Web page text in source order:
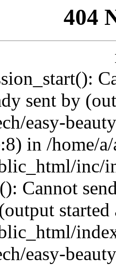
404
sent by
easy-
in /home/
inc/
Cannot
easy-